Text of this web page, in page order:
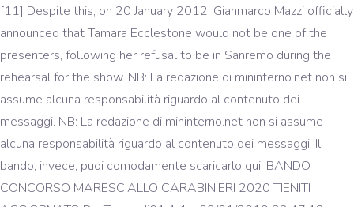
[11] Despite this, on 20 January 2012, Gianmarco Mazzi officially
announced that Tamara Ecclestone would not be one of the
presenters, following her refusal to be in Sanremo during the
rehearsal for the show. NB: La redazione di mininterno.net non si
assume alcuna responsabilità riguardo al contenuto dei
messaggi. NB: La redazione di mininterno.net non si assume
alcuna responsabilità riguardo al contenuto dei messaggi. Il
bando, invece, puoi comodamente scaricarlo qui: BANDO
CONCORSO MARESCIALLO CARABINIERI 2020 TIENITI